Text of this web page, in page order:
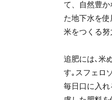
て、自然豊
た地下水を
米をつくる努
追肥には､米
す｡スフェロ
毎日口に入